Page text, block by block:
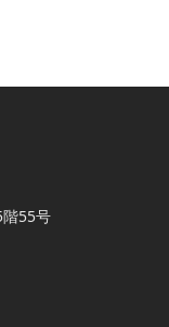
55号